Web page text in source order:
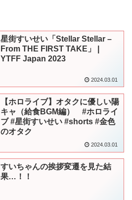
星街すいせい「Stellar Stellar –
From THE FIRST TAKE」 |
YTFF Japan 2023
2024.03.01
【ホロライブ】オタクに優しい陽
キャ（給食BGM編） #ホロライ
ブ #星街すいせい #shorts #金色
のオタク
2024.03.01
すいちゃんの挨拶変遷を見た結
果…！！